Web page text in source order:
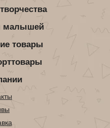
малышей
товары